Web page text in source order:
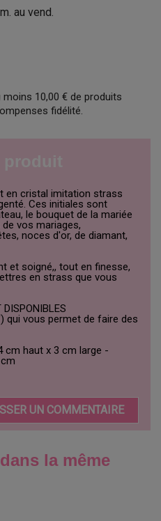
au vend.
10,00 € de produits
fidélité.
en cristal imitation strass
Ces initiales sont
le bouquet de la mariée
vos mariages,
noces d'or, de diamant,
et soigné,, tout en finesse,
en strass que vous
qui vous permet de faire des
cm haut x 3 cm large -
UN COMMENTAIRE
la même